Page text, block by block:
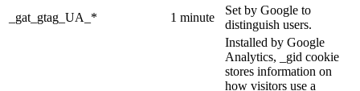
_gat_gtag_UA_*
1 minute
Set by Google to
distinguish users.
Installed by Google
Analytics, _gid cookie
stores information on
how visitors use a